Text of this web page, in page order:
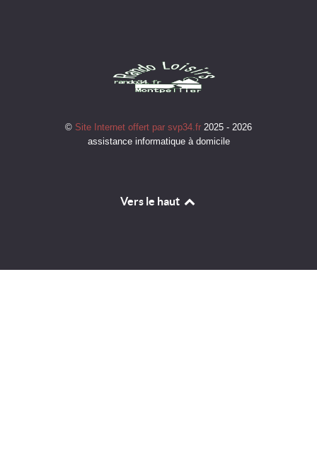
© Site Internet offert par svp34.fr 2025 - 2026
assistance informatique à domicile
Vers le haut